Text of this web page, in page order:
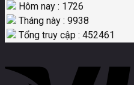
Hôm nay : 1726
Tháng này : 9938
Tổng truy cập : 452461